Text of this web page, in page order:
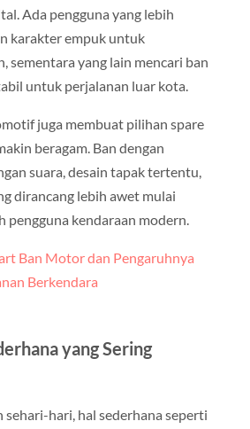
Ada pengguna yang lebih
karakter empuk untuk
sementara yang lain mencari ban
untuk perjalanan luar kota.
juga membuat pilihan spare
beragam. Ban dengan
suara, desain tapak tertentu,
dirancang lebih awet mulai
pengguna kendaraan modern.
Ban Motor dan Pengaruhnya
Berkendara
yang Sering
sehari-hari, hal sederhana seperti